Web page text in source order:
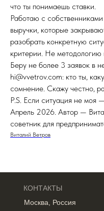
что ты понимаешь ставки.
Работаю с
выручки, которые
разобрать конкретную
критерии. Не
Беру не более 3 заявок в
hi@vvetrov.com: кто ты,
сомнение. Скажу честно,
P.S. Если ситуация не моя
Апрель 2026. Автор —
советник для
Виталий Ветров
КОНТАКТЫ
Москва, Россия